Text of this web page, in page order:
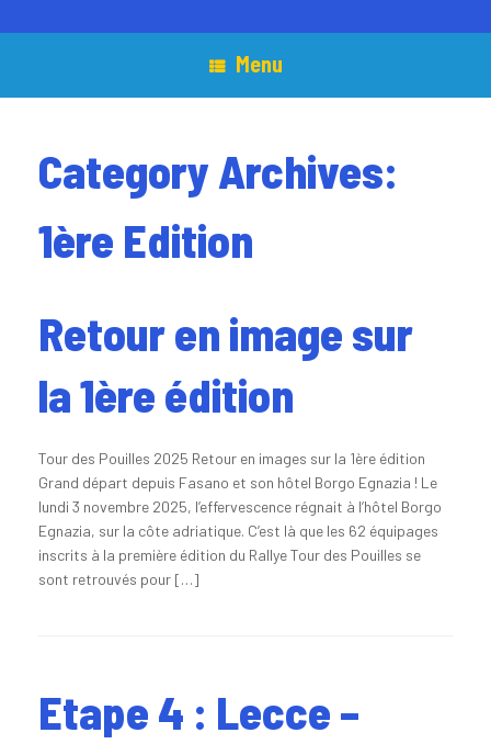
Menu
Category Archives:
1ère Edition
Retour en image sur
la 1ère édition
Tour des Pouilles 2025 Retour en images sur la 1ère édition
Grand départ depuis Fasano et son hôtel Borgo Egnazia ! Le
lundi 3 novembre 2025, l’effervescence régnait à l’hôtel Borgo
Egnazia, sur la côte adriatique. C’est là que les 62 équipages
inscrits à la première édition du Rallye Tour des Pouilles se
sont retrouvés pour […]
Etape 4 : Lecce –